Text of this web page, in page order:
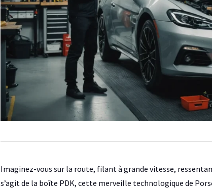
Imaginez-vous sur la route, filant à grande vitesse,
s’agit de la boîte PDK, cette merveille technologique de